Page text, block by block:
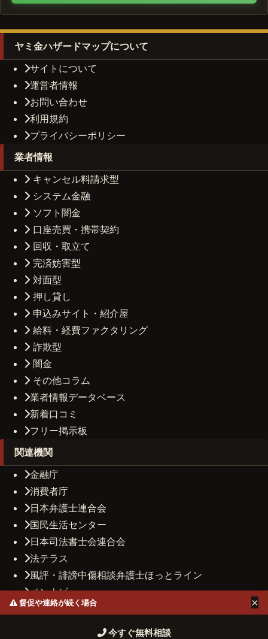
ヤミ金ハザードマップについて
サイトについて
運営者情報
お問い合わせ
利用規約
プライバシーポリシー
業者情報
キャンセル料請求型
システム金融
ソフト闇金
口座売買・携帯契約
回収・取立て
完済妨害型
対面型
押し貸し
申込みサイト・紹介屋
給料・経費ファクタリング
詐欺型
闇金
その他コラム
業者情報データベース
新着口コミ
フリー掲示板
関連機関
金融庁
消費者庁
日本弁護士連合会
国民生活センター
日本司法書士会連合会
法テラス
風評・誹謗中傷相談弁護士ほっとライン
ベンナビ
司法書士法人しもひがし法務事務所
プライバシーポリシー お問い合わせ
督促や連絡が続く場合 ×
今すぐ無料相談